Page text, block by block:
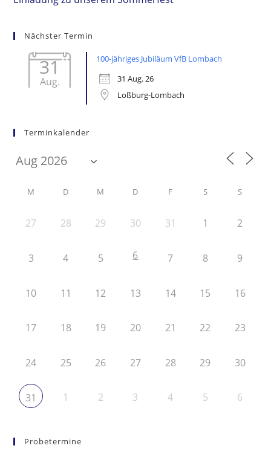
ansehen
Nächster Termin
31
Aug.
100-jähriges Jubiläum VfB Lombach
31 Aug. 26
Loßburg-Lombach
Terminkalender
M D M D F S S
27 28 29 30 31 1 2
3 4 5 6 7 8 9
10 11 12 13 14 15 16
17 18 19 20 21 22 23
24 25 26 27 28 29 30
31 1 2 3 4 5 6
Probetermine